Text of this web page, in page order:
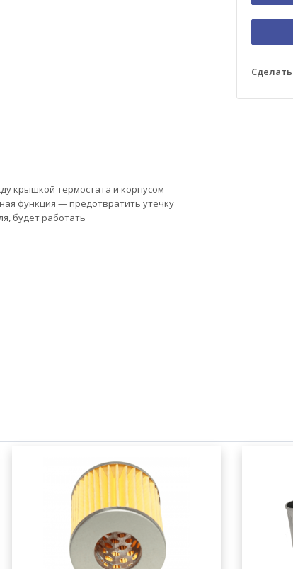
крышкой термостата и корпусом
функция — предотвратить утечку
будет работать